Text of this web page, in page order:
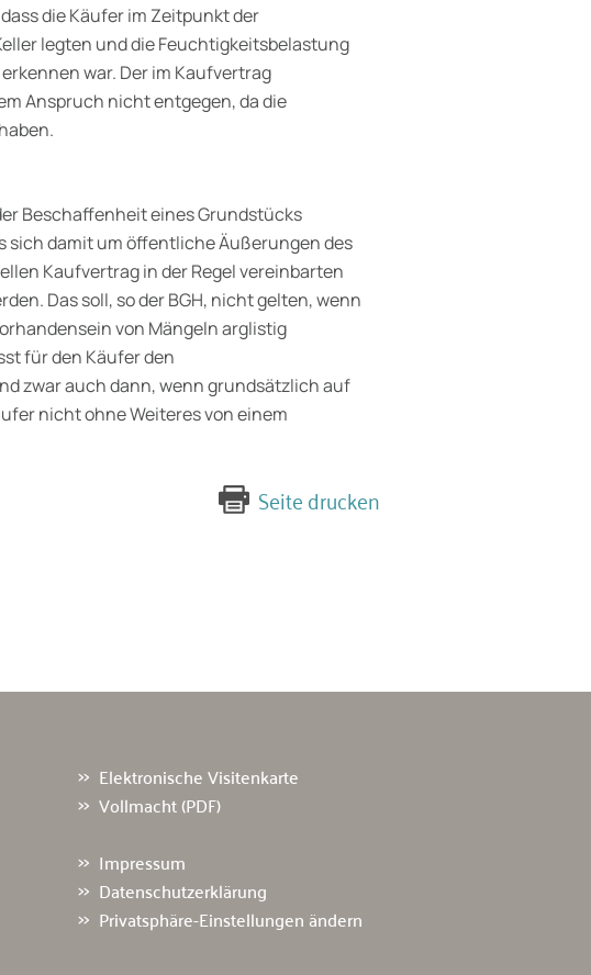
die Käufer im Zeitpunkt der
legten und die Feuchtigkeitsbelastung
war. Der im Kaufvertrag
Anspruch nicht entgegen, da die
Beschaffenheit eines Grundstücks
sich damit um öffentliche Äußerungen des
Kaufvertrag in der Regel vereinbarten
Das soll, so der BGH, nicht gelten, wenn
von Mängeln arglistig
für den Käufer den
zwar auch dann, wenn grundsätzlich auf
nicht ohne Weiteres von einem
Seite drucken
Elektronische Visitenkarte
Vollmacht (PDF)
Impressum
Datenschutzerklärung
Privatsphäre-Einstellungen ändern